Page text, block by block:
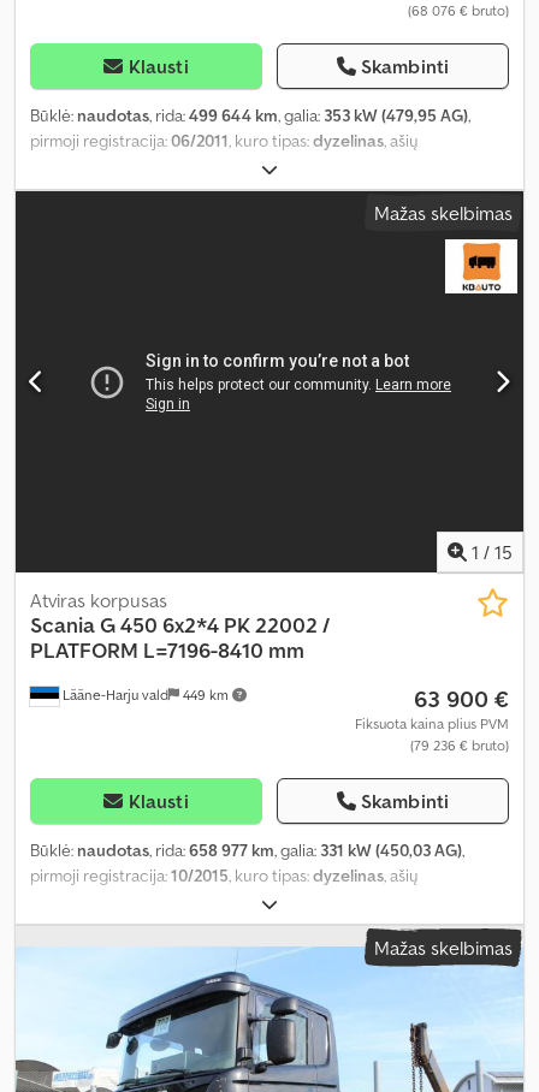
(68 076 € bruto)
Klausti Skambinti
Būklė: naudotas, rida:499 644 km, galia: 353 kW (479,95 AG),
pirmoji registracija:06/2011, kuro tipas:dyzelinas, ašių
4 700 mm
tipas:automatinis, emisijos klasė:Euro 5, pakaba:oras, bendras
, krovimo vietos ilgis:
, krovos erdvės
autonominis
šildytuvas, borto kompiuteris, centrinis užraktas, diferencialo
kondicionavimas, sėdynės šildytuvas,
Mažas skelbimas
1 / 15
Lääne-Harju vald 449 km
Atviras korpusas
ScaniaG 450 6x2*4 PK 22002 /
PLATFORM L=7196-8410 mm
63 900 €
Fiksuota kaina plius PVM
(79 236 € bruto)
Klausti Skambinti
Būklė: naudotas, rida:658 977 km, galia: 331 kW (450,03 AG),
pirmoji registracija:10/2015, kuro tipas:dyzelinas, ašių
5 100 mm
vairuotojo kabina:miegamoji kabina, pavaros tipas:mechaninis,
emisijos klasė:Euro 6, pakaba:oras, bendras ilgis:10 730 mm,
2 600 mm, bendras aukštis:
7 190 mm, krovinių skyriaus plotis:
erdvės aukštis:600 mm , Gamybos metai:2015
, Įranga:
autonominis šildytuvas, borto kompiuteris, centrinis užraktas,
diferencialo užraktas, elektrinis langų reguliavimas, elektriškai
Mažas skelbimas